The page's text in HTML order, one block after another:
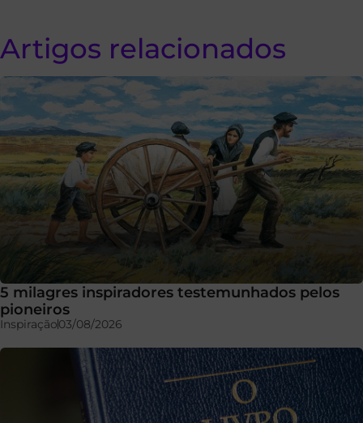
Artigos relacionados
5 milagres inspiradores testemunhados pelos
pioneiros
Inspiração03/08/2026